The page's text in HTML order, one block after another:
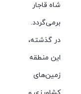
شاه قاجار
برمی‌گردد.
در گذشته،
این منطقه
زمین‌های